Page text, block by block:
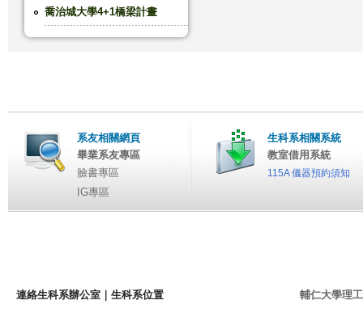
喬治城大學4+1橋梁計畫
系友相關網頁
畢業系友專區
臉書專區
IG專區
生科系相關系統
教室借用系統
115A 儀器預約須知
連絡生科系辦公室 生科系位置 輔仁大學理